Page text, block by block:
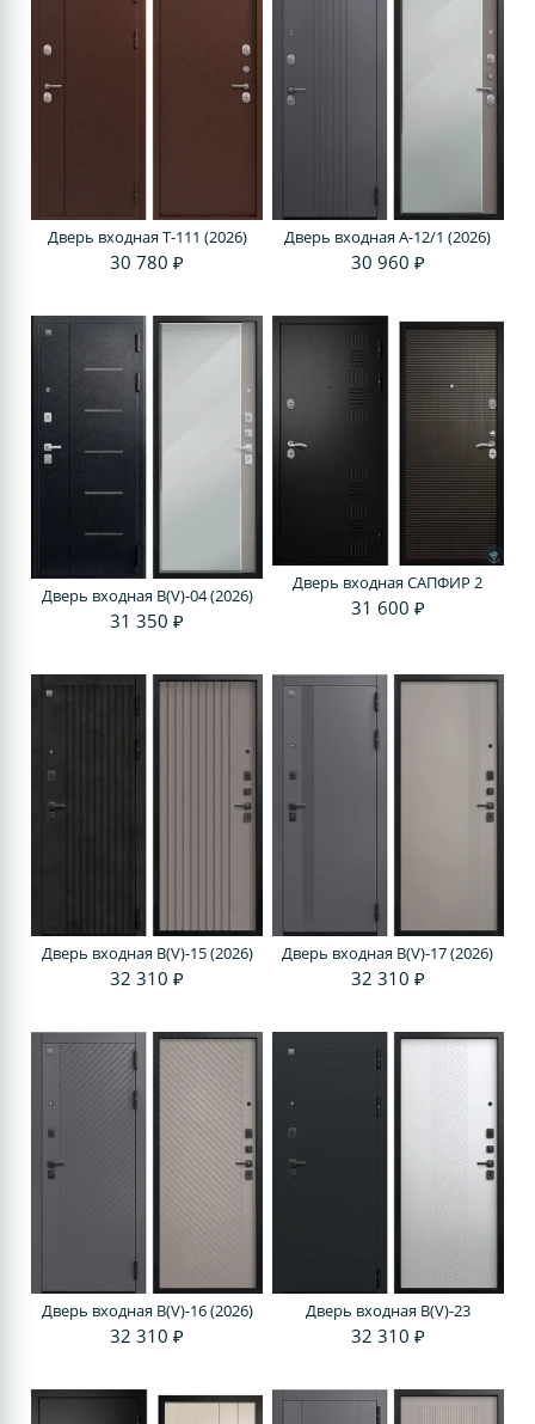
Дверь входная Т-111 (2026)
30 780 ₽
Дверь входная A-12/1 (2026)
30 960 ₽
Дверь входная В(V)-04 (2026)
31 350 ₽
Дверь входная САПФИР 2
31 600 ₽
Дверь входная В(V)-15 (2026)
32 310 ₽
Дверь входная В(V)-17 (2026)
32 310 ₽
Дверь входная В(V)-16 (2026)
32 310 ₽
Дверь входная В(V)-23
32 310 ₽